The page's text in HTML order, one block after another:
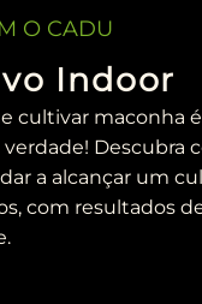
O CADU
Indoor
cultivar maconha é
Descubra
a alcançar um
com resultados